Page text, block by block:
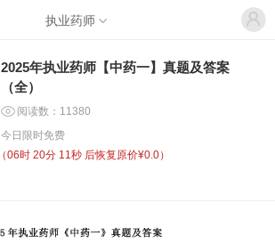
执业药师
2025年执业药师【中药一】真题及答案
（全）
阅读数：11380
今日限时免费
（06时 20分 10秒 后恢复原价¥0.0）